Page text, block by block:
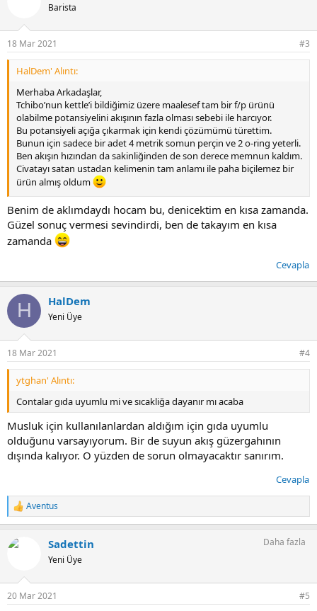
Barista
18 Mar 2021 #3
HalDem' Alıntı:
Merhaba Arkadaşlar,
Tchibo’nun kettle’i bildiğimiz üzere maalesef tam bir f/p ürünü
olabilme potansiyelini akışının fazla olması sebebi ile harcıyor.
Bu potansiyeli açığa çıkarmak için kendi çözümümü türettim.
Bunun için sadece bir adet 4 metrik somun perçin ve 2 o-ring yeterli.
Ben akışın hızından da sakinliğinden de son derece memnun kaldım.
Civatayı satan ustadan kelimenin tam anlamı ile paha biçilemez bir
ürün almış oldum
Not: Fotoğrafta 3 o-ring var. 2 tane yeterli ve daha güzel oturuyor.
Takılınca çok iyi oturduğundan sadece fotoğraf çekmek için
zorlamadım artık.
Benim de aklımdaydı hocam bu, denicektim en kısa zamanda.
Güzel sonuç vermesi sevindirdi, ben de takayım en kısa
zamanda
Cevapla
H HalDem
Yeni Üye
18 Mar 2021 #4
ytghan' Alıntı:
Contalar gıda uyumlu mi ve sıcakliğa dayanır mı acaba
Musluk için kullanılanlardan aldığım için gıda uyumlu
olduğunu varsayıyorum. Bir de suyun akış güzergahının
dışında kalıyor. O yüzden de sorun olmayacaktır sanırım.
Cevapla
T
e
k
:
Aventus
Sadettin
Yeni Üye
Daha fazla
20 Mar 2021 #5